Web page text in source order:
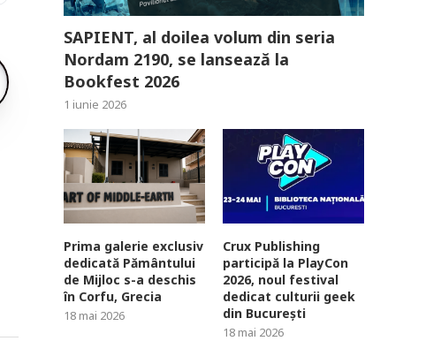
SAPIENT, al doilea volum din seria
Nordam 2190, se lansează la
Bookfest 2026
1 iunie 2026
Prima galerie exclusiv
dedicată Pământului
de Mijloc s-a deschis
în Corfu, Grecia
18 mai 2026
Crux Publishing
participă la PlayCon
2026, noul festival
dedicat culturii geek
din București
18 mai 2026